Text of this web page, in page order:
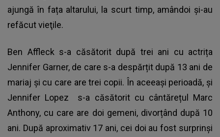
ajungă în fața altarului, la scurt timp, amândoi şi-au
refăcut vieţile.
Ben Affleck s-a căsătorit după trei ani cu actrița
Jennifer Garner, de care s-a despărțit după 13 ani de
mariaj și cu care are trei copii. În aceeași perioadă, și
Jennifer Lopez
s-a căsătorit cu cântărețul Marc
Anthony, cu care are doi gemeni, divorțând după 10
ani. După aproximativ 17 ani, cei doi au fost surprinși